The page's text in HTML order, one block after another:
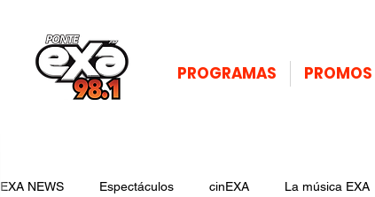
PROGRAMAS PROMOS
EXA NEWS Espectáculos cinEXA La música EXA